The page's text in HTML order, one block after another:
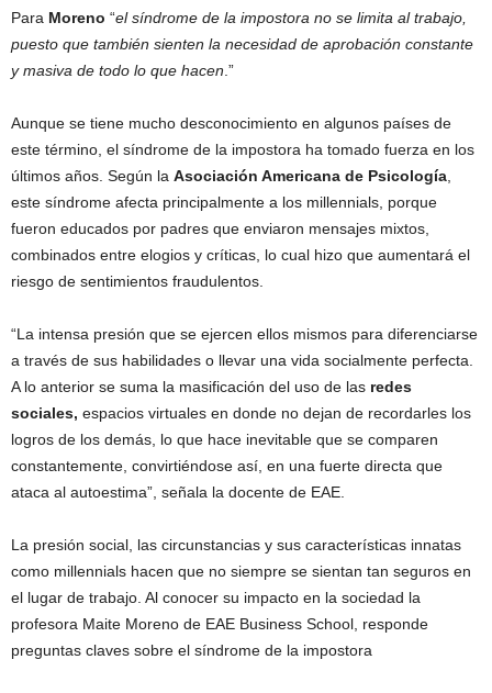
Para Moreno “el síndrome de la impostora no se limita al trabajo,
puesto que también sienten la necesidad de aprobación constante
y masiva de todo lo que hacen.”
Aunque se tiene mucho desconocimiento en algunos países de
este término, el síndrome de la impostora ha tomado fuerza en los
últimos años. Según la Asociación Americana de Psicología,
este síndrome afecta principalmente a los millennials, porque
fueron educados por padres que enviaron mensajes mixtos,
combinados entre elogios y críticas, lo cual hizo que aumentará el
riesgo de sentimientos fraudulentos.
“La intensa presión que se ejercen ellos mismos para diferenciarse
a través de sus habilidades o llevar una vida socialmente perfecta.
A lo anterior se suma la masificación del uso de las redes
sociales, espacios virtuales en donde no dejan de recordarles los
logros de los demás, lo que hace inevitable que se comparen
constantemente, convirtiéndose así, en una fuerte directa que
ataca al autoestima”, señala la docente de EAE.
La presión social, las circunstancias y sus características innatas
como millennials hacen que no siempre se sientan tan seguros en
el lugar de trabajo. Al conocer su impacto en la sociedad la
profesora Maite Moreno de EAE Business School, responde
preguntas claves sobre el síndrome de la impostora